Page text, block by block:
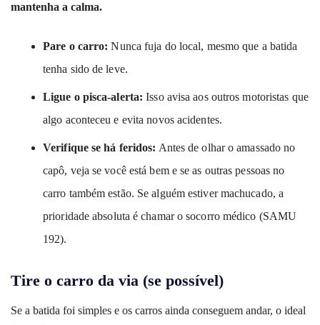
mantenha a calma.
Pare o carro: Nunca fuja do local, mesmo que a batida
tenha sido de leve.
Ligue o pisca-alerta: Isso avisa aos outros motoristas que
algo aconteceu e evita novos acidentes.
Verifique se há feridos: Antes de olhar o amassado no
capô, veja se você está bem e se as outras pessoas no
carro também estão. Se alguém estiver machucado, a
prioridade absoluta é chamar o socorro médico (SAMU
192).
Tire o carro da via (se possível)
Se a batida foi simples e os carros ainda conseguem andar, o ideal